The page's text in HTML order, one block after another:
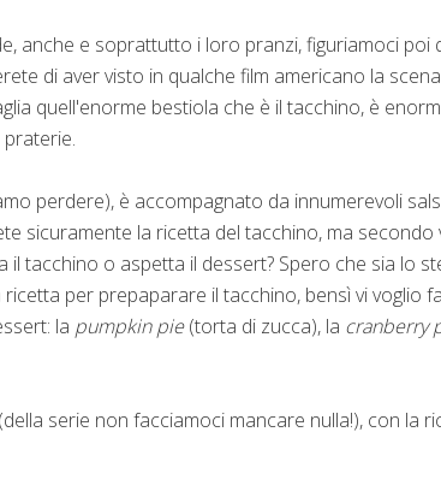
anche e soprattutto i loro pranzi, figuriamoci poi
di aver visto in qualche film americano la
quell'enorme bestiola che è il tacchino, è
perdere), è accompagnato da innumerevoli
sicuramente la ricetta del tacchino, ma secondo
tacchino o aspetta il dessert? Spero che sia lo
per prepaparare il tacchino, bensì vi voglio
la pumpkin pie(torta di zucca), la cranberry
serie non facciamoci mancare nulla!), con la